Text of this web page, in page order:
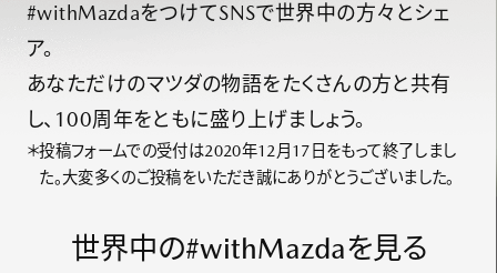
#withMazdaをつけてSNSで世界中の方々とシェ
ア。
あなただけのマツダの物語をたくさんの方と共有
し、100周年をともに盛り上げましょう。
＊投稿フォームでの受付は2020年12月17日をもって終了しまし
た。大変多くのご投稿をいただき誠にありがとうございました。
世界中の#withMazdaを見る